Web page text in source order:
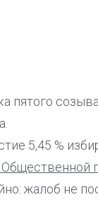
пятого
5,45 %
жалоб не